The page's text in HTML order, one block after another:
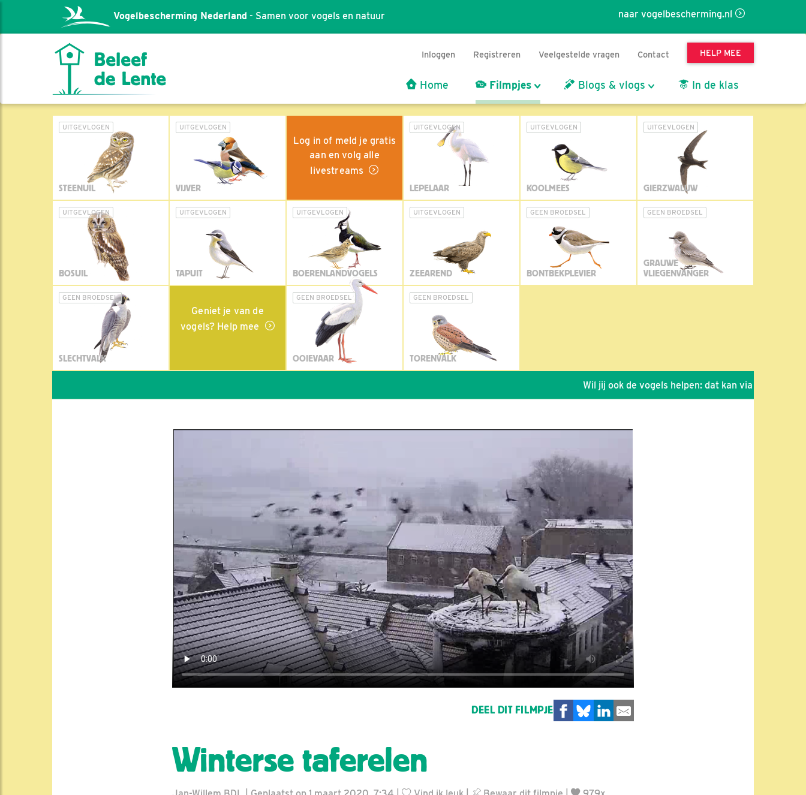
naar vogelbescherming.nl
Vogelbescherming Nederland - Samen voor vogels en natuur
Inloggen Registreren Veelgestelde vragen Contact HELP MEE
Home Filmpjes Blogs & vlogs In de klas
UITGEVLOGEN
STEENUIL
UITGEVLOGEN
VIJVER
Log in of meld je gratis
aan en volg alle
livestreams
UITGEVLOGEN
LEPELAAR
UITGEVLOGEN
KOOLMEES
UITGEVLOGEN
GIERZWALUW
UITGEVLOGEN
BOSUIL
UITGEVLOGEN
TAPUIT
UITGEVLOGEN
BOERENLANDVOGELS
UITGEVLOGEN
ZEEAREND
GEEN BROEDSEL
BONTBEKPLEVIER
GEEN BROEDSEL
GRAUWE
VLIEGENVANGER
GEEN BROEDSEL
SLECHTVALK
Geniet je van de
vogels? Help mee
GEEN BROEDSEL
OOIEVAAR
GEEN BROEDSEL
TORENVALK
Wil jij ook de vogels helpen: dat kan via de link!
DEEL DIT FILMPJE
Winterse taferelen